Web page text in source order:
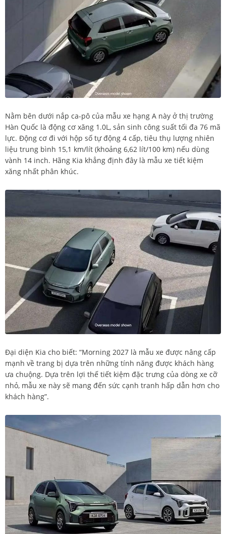
Nằm bên dưới nắp ca-pô của mẫu xe hạng A này ở thị trường
Hàn Quốc là động cơ xăng 1.0L, sản sinh công suất tối đa 76 mã
lực. Động cơ đi với hộp số tự động 4 cấp, tiêu thụ lượng nhiên
liệu trung bình 15,1 km/lít (khoảng 6,62 lít/100 km) nếu dùng
vành 14 inch. Hãng Kia khẳng định đây là mẫu xe tiết kiệm
xăng nhất phân khúc.
Đại diện Kia cho biết: “Morning 2027 là mẫu xe được nâng cấp
mạnh về trang bị dựa trên những tính năng được khách hàng
ưa chuộng. Dựa trên lợi thế tiết kiệm đặc trưng của dòng xe cỡ
nhỏ, mẫu xe này sẽ mang đến sức cạnh tranh hấp dẫn hơn cho
khách hàng”.